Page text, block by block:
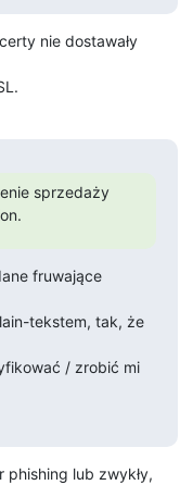
nie dostawały
sprzedaży
fruwające
tekstem, tak, że
/ zrobić mi
phishing lub zwykły,